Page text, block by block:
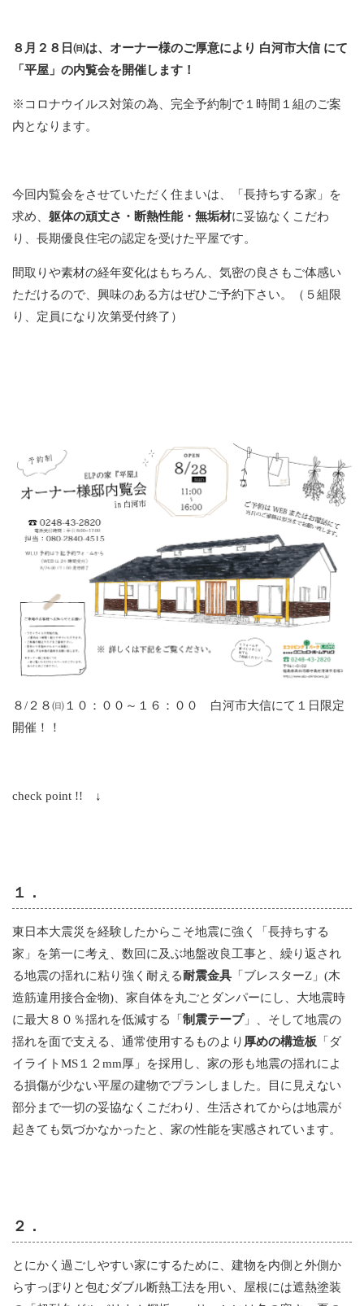
８月２８日㈰は、オーナー様のご厚意により 白河市大信 にて
「平屋」の内覧会を開催します！
※コロナウイルス対策の為、完全予約制で１時間１組のご案
内となります。
今回内覧会をさせていただく住まいは、「長持ちする家」を
求め、 躯体の頑丈さ・断熱性能・無垢材に妥協なくこだわ
り、長期優良住宅の認定を受けた平屋です。
間取りや素材の経年変化はもちろん、気密の良さもご体感い
ただけるので、興味のある方はぜひご予約下さい。（５組限
り、定員になり次第受付終了）
８/２８㈰１０：００～１６：００ 白河市大信にて１日限定
開催！！
check point !! ↓
１．
東日本大震災を経験したからこそ地震に強く「長持ちする
家」を第一に考え、数回に及ぶ地盤改良工事と、繰り返され
る地震の揺れに粘り強く耐える耐震金具 「ブレスターZ」(木
造筋違用接合金物)、家自体を丸ごとダンパーにし、大地震時
に最大８０％揺れを低減する「 制震テープ」、そして地震の
揺れを面で支える、通常使用するものより 厚めの構造板 「ダ
イライトMS１２mm厚」を採用し、家の形も地震の揺れによ
る損傷が少ない平屋の建物でプランしました。目に見えない
部分まで一切の妥協なくこだわり、生活されてからは地震が
起きても気づかなかったと、家の性能を実感されています。
２．
とにかく過ごしやすい家にするために、建物を内側と外側か
らすっぽりと包むダブル断熱工法を用い、屋根には遮熱塗装